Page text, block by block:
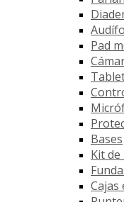
Pad
Bases
Kit
Cajas